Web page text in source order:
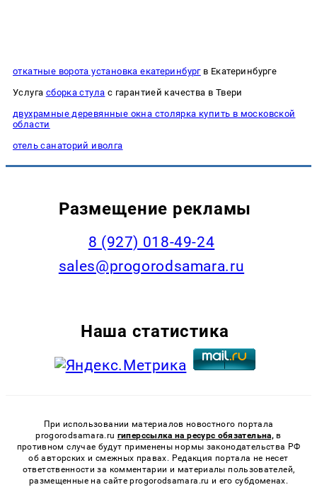
откатные ворота установка екатеринбургв Екатеринбурге
Услуга сборка стула с гарантией качества в Твери
двухрамные деревянные окна столярка купить в московской
области
отель санаторий иволга
Размещение рекламы
8 (927) 018-49-24
sales@progorodsamara.ru
Наша статистика
При использовании материалов новостного портала
progorodsamara.ru гиперссылка на ресурс обязательна, в
противном случае будут применены нормы законодательства РФ
об авторских и смежных правах. Редакция портала не несет
ответственности за комментарии и материалы пользователей,
размещенные на сайте progorodsamara.ru и его субдоменах.